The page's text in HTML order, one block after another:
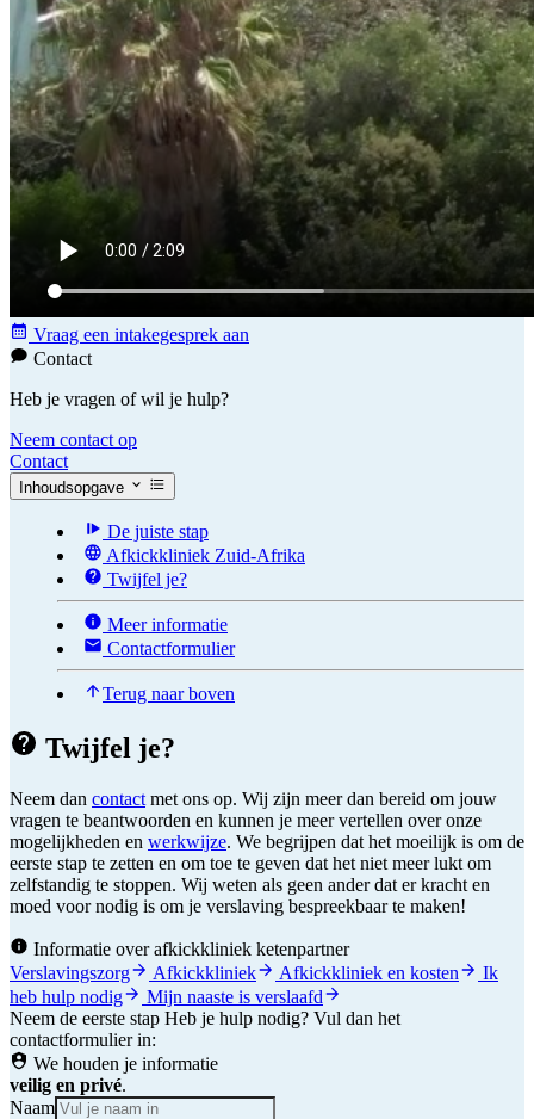
Vraag een intakegesprek aan
Contact
Heb je vragen of wil je hulp?
Neem contact op
Contact
Inhoudsopgave
De juiste stap
Afkickkliniek Zuid-Afrika
Twijfel je?
Meer informatie
Contactformulier
Terug naar boven
Twijfel je?
Neem dan contact met ons op. Wij zijn meer dan bereid om jouw
vragen te beantwoorden en kunnen je meer vertellen over onze
mogelijkheden en werkwijze. We begrijpen dat het moeilijk is om de
eerste stap te zetten en om toe te geven dat het niet meer lukt om
zelfstandig te stoppen. Wij weten als geen ander dat er kracht en
moed voor nodig is om je verslaving bespreekbaar te maken!
Informatie over afkickkliniek ketenpartner
Verslavingszorg
Afkickkliniek Afkickkliniek en kosten
Ik
heb hulp nodig
Mijn naaste is verslaafd
Neem de eerste stap Heb je hulp nodig? Vul dan het
contactformulier in:
We houden je informatie
veilig en privé.
Naam